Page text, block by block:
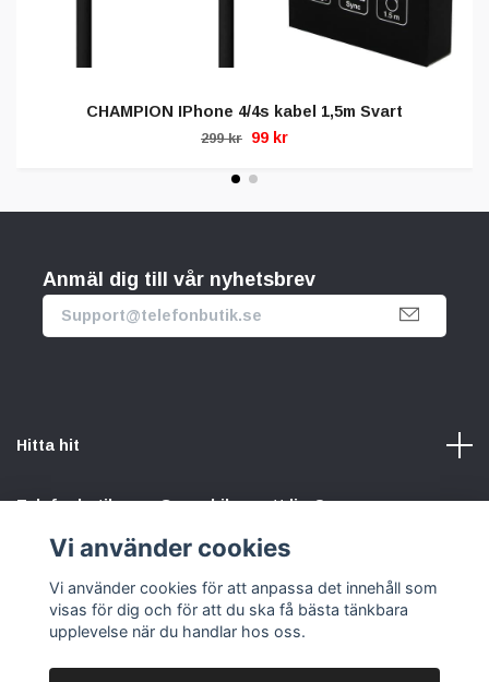
CHAMPION IPhone 4/4s kabel 1,5m Svart
299 kr 99 kr
Anmäl dig till vår nyhetsbrev
Hitta hit
Telefonbutik.se – Ge mobilen nytt liv. Spara pengar.
Sociala medier
Vi använder cookies
Vi använder cookies för att anpassa det innehåll som
visas för dig och för att du ska få bästa tänkbara
upplevelse när du handlar hos oss.